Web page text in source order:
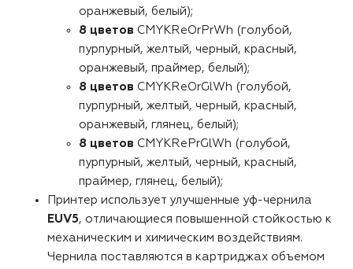
оранжевый, белый);
8 цветов CMYKReOrPrWh (голубой,
пурпурный, желтый, черный, красный,
оранжевый, праймер, белый);
8 цветов CMYKReOrGlWh (голубой,
пурпурный, желтый, черный, красный,
оранжевый, глянец, белый);
8 цветов CMYKRePrGlWh (голубой,
пурпурный, желтый, черный, красный,
праймер, глянец, белый);
Принтер использует улучшенные уф-чернила
EUV5, отличающиеся повышенной стойкостью к
механическим и химическим воздействиям.
Чернила поставляются в картриджах объемом